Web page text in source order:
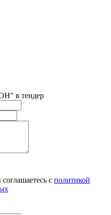
в тендер
с политикой